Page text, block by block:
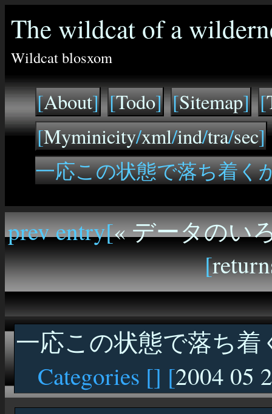
The wildcat of a
Wildcat blosxom
[About] [Todo] [Sitemap] [
[Myminicity/xml/ind/tra/sec]
一応この状態で落ち着く
prev entry[« データのい
[
一応この状態で落ち着
Categories [] [2004 05